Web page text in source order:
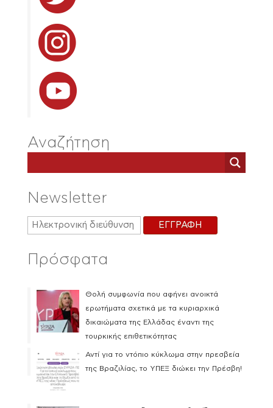
Αναζήτηση
Newsletter
Πρόσφατα
Θολή συμφωνία που αφήνει ανοικτά
ερωτήματα σχετικά με τα κυριαρχικά
δικαιώματα της Ελλάδας έναντι της
τουρκικής επιθετικότητας
Αντί για το ντόπιο κύκλωμα στην πρεσβεία
της Βραζιλίας, το ΥΠΕΞ διώκει την Πρέσβη!